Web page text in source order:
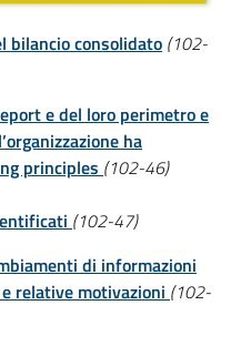
bilancio consolidato (102-
e del loro perimetro e
ha
principles (102-46)
(102-47)
di informazioni
relative motivazioni (102-